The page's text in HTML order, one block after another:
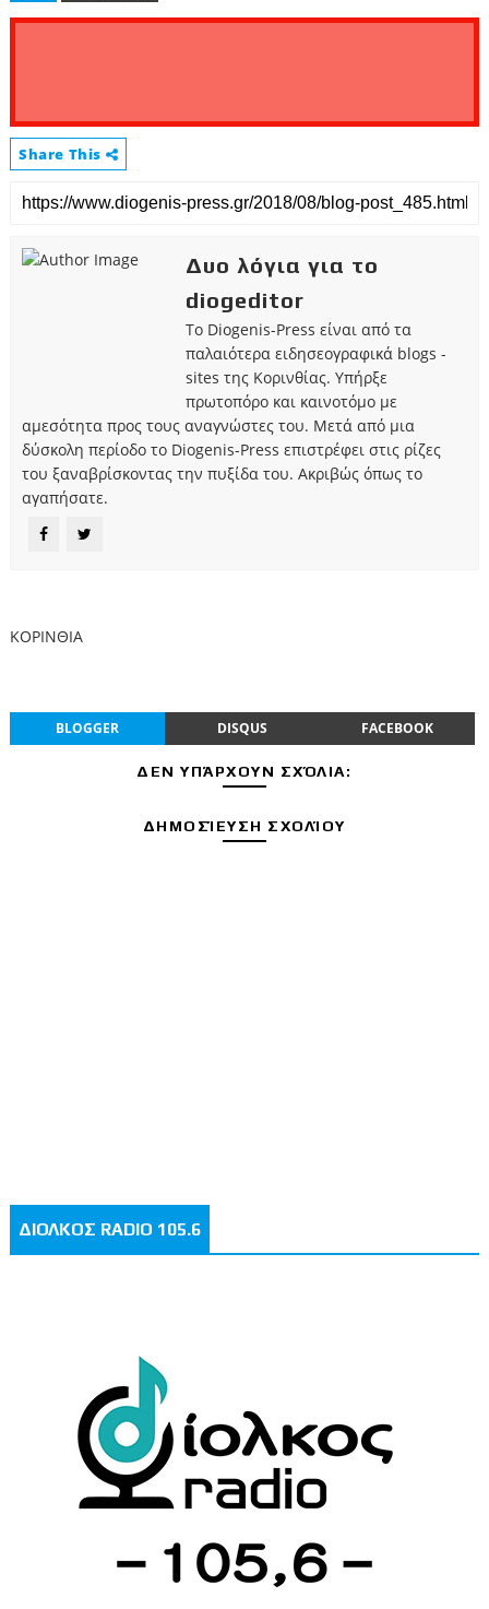
Share This
Δυο λόγια για το
diogeditor
Το Diogenis-Press είναι από τα
παλαιότερα ειδησεογραφικά blogs -
sites της Κορινθίας. Υπήρξε
πρωτοπόρο και καινοτόμο με
αμεσότητα προς τους αναγνώστες του. Μετά από μια
δύσκολη περίοδο το Diogenis-Press επιστρέφει στις ρίζες
του ξαναβρίσκοντας την πυξίδα του. Ακριβώς όπως το
αγαπήσατε.
ΚΟΡΙΝΘΙΑ
BLOGGER DISQUS FACEBOOK
ΔΕΝ ΥΠΆΡΧΟΥΝ ΣΧΌΛΙΑ:
ΔΗΜΟΣΊΕΥΣΗ ΣΧΟΛΊΟΥ
ΔΙΟΛΚΟΣ RADIO 105.6